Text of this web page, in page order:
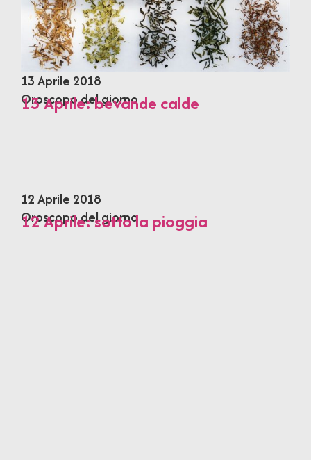
13 Aprile 2018
Oroscopo del giorno
13 Aprile: bevande calde
12 Aprile 2018
Oroscopo del giorno
12 Aprile: sotto la pioggia